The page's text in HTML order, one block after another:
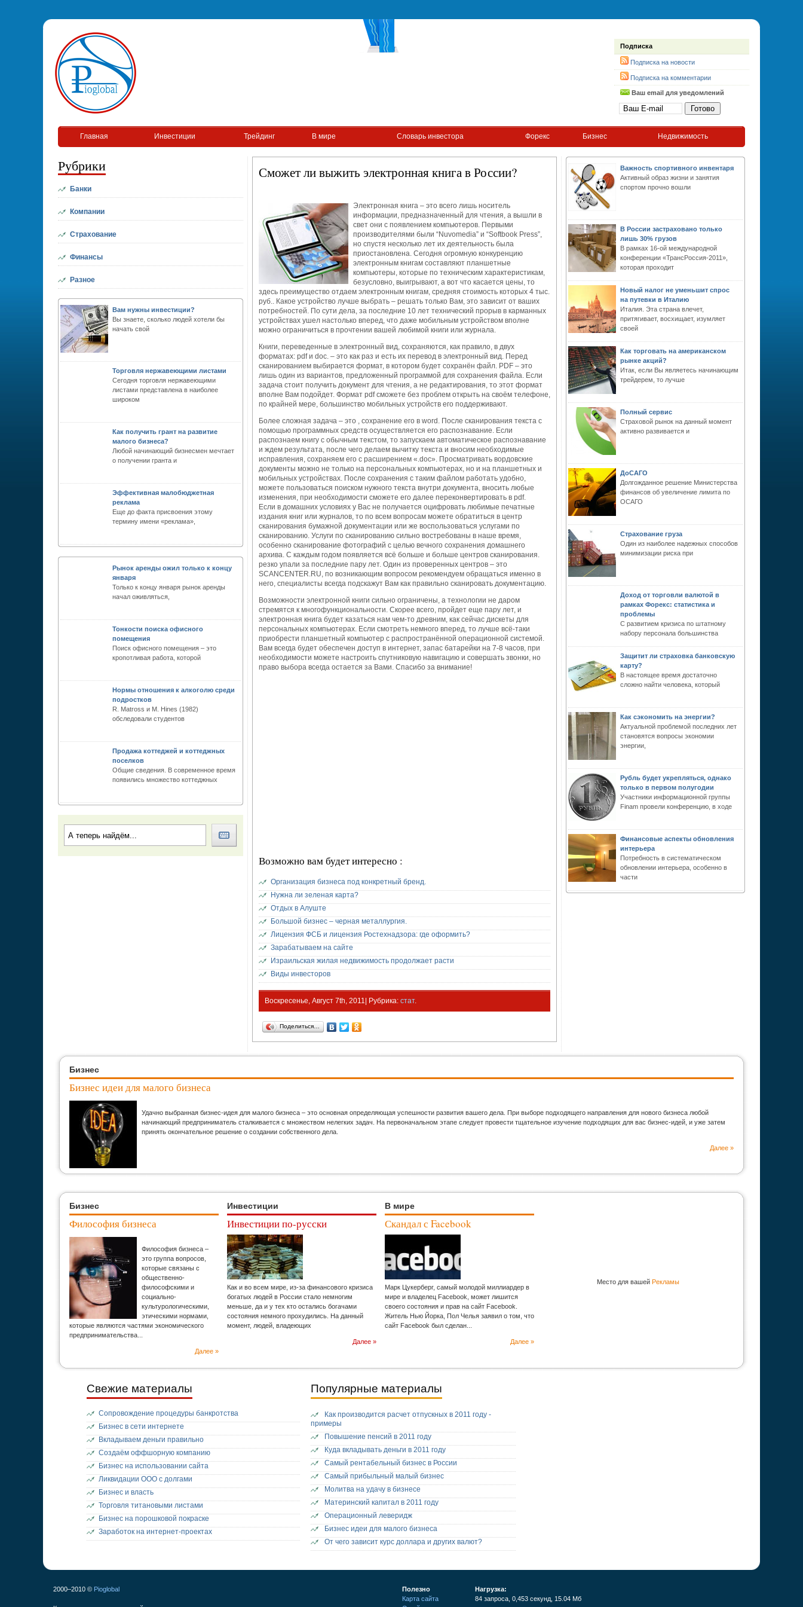
Подписка
Подписка на новости
Подписка на комментарии
Ваш email для уведомлений
Главная Инвестиции Трейдинг В мире Словарь инвестора Форекс Бизнес Недвижимость
Рубрики
Банки
Компании
Страхование
Финансы
Разное
Вам нужны инвестиции?
Вы знаете, сколько людей хотели бы
начать свой
Торговля нержавеющими листами
Сегодня торговля нержавеющими
листами представлена в наиболее
широком
Как получить грант на развитие
малого бизнеса?
Любой начинающий бизнесмен мечтает
о получении гранта и
Эффективная малобюджетная
реклама
Еще до факта присвоения этому
термину имени «реклама»,
Рынок аренды ожил только к концу
января
Только к концу января рынок аренды
начал оживляться,
Тонкости поиска офисного
помещения
Поиск офисного помещения – это
кропотливая работа, которой
Нормы отношения к алкоголю среди
подростков
R. Matross и М. Hines (1982)
обследовали студен­тов
Продажа коттеджей и коттеджных
поселков
Общие сведения. В современное время
появились множество коттеджных
Сможет ли выжить электронная книга в России?
Электронная книга – это всего лишь носитель
информации, предназначенный для чтения, а вышли в
свет они с появлением компьютеров. Первыми
производителями были “Nuvomedia” и “Softbook Press”,
но спустя несколько лет их деятельность была
приостановлена. Сегодня огромную конкуренцию
электронным книгам составляют планшетные
компьютеры, которые по техническим характеристикам,
безусловно, выигрывают, а вот что касается цены, то
здесь преимущество отдаем электронным книгам, средняя стоимость которых 4 тыс.
руб.. Какое устройство лучше выбрать – решать только Вам, это зависит от ваших
потребностей. По сути дела, за последние 10 лет технический прорыв в карманных
устройствах ушел настолько вперед, что даже мобильным устройством вполне
можно ограничиться в прочтении вашей любимой книги или журнала.
Книги, переведенные в электронный вид, сохраняются, как правило, в двух
форматах: pdf и doc. – это как раз и есть их перевод в электронный вид. Перед
сканированием выбирается формат, в котором будет сохранён файл. PDF – это
лишь один из вариантов, предложенный программой для сохранения файла. Если
задача стоит получить документ для чтения, а не редактирования, то этот формат
вполне Вам подойдет. Формат pdf сможете без проблем открыть на своём телефоне,
по крайней мере, большинство мобильных устройств его поддерживают.
Более сложная задача – это , сохранение его в word. После сканирования текста с
помощью программных средств осуществляется его распознавание. Если
распознаем книгу с обычным текстом, то запускаем автоматическое распознавание
и ждем результата, после чего делаем вычитку текста и вносим необходимые
исправления, сохраняем его с расширением «.doc». Просматривать вордовские
документы можно не только на персональных компьютерах, но и на планшетных и
мобильных устройствах. После сохранения с таким файлом работать удобно,
можете пользоваться поиском нужного текста внутри документа, вносить любые
изменения, при необходимости сможете его далее переконвертировать в pdf.
Если в домашних условиях у Вас не получается оцифровать любимые печатные
издания книг или журналов, то по всем вопросам можете обратиться в центр
сканирования бумажной документации или же воспользоваться услугами по
сканированию. Услуги по сканированию сильно востребованы в наше время,
особенно сканирование фотографий с целью вечного сохранения домашнего
архива. С каждым годом появляется всё больше и больше центров сканирования.
резко упали за последние пару лет. Один из проверенных центров – это
SCANCENTER.RU, по возникающим вопросом рекомендуем обращаться именно в
него, специалисты всегда подскажут Вам как правильно сканировать документацию.
Возможности электронной книги сильно ограничены, а технологии не даром
стремятся к многофункциональности. Скорее всего, пройдет еще пару лет, и
электронная книга будет казаться нам чем-то древним, как сейчас дискеты для
персональных компьютерах. Если смотреть немного вперед, то лучше всё-таки
приобрести планшетный компьютер с распространённой операционной системой.
Вам всегда будет обеспечен доступ в интернет, запас батарейки на 7-8 часов, при
необходимости можете настроить спутниковую навигацию и совершать звонки, но
право выбора всегда остается за Вами. Спасибо за внимание!
Возможно вам будет интересно :
Организация бизнеса под конкретный бренд.
Нужна ли зеленая карта?
Отдых в Алуште
Большой бизнес – черная металлургия.
Лицензия ФСБ и лицензия Ростехнадзора: где оформить?
Зарабатываем на сайте
Израильская жилая недвижимость продолжает расти
Виды инвесторов
Воскресенье, Август 7th, 2011| Рубрика: стат.
Поделиться…
Важность спортивного инвентаря
Активный образ жизни и занятия
спортом прочно вошли
В России застраховано только
лишь 30% грузов
В рамках 16-ой международной
конференции «ТрансРоссия-2011»,
которая проходит
Новый налог не уменьшит спрос
на путевки в Италию
Италия. Эта страна влечет,
притягивает, восхищает, изумляет
своей
Как торговать на американском
рынке акций?
Итак, если Вы являетесь начинающим
трейдерем, то лучше
Полный сервис
Страховой рынок на данный момент
активно развивается и
ДоСАГО
Долгожданное решение Министерства
финансов об увеличение лимита по
ОСАГО
Страхование груза
Один из наиболее надежных способов
минимизации риска при
Доход от торговли валютой в
рамках Форекс: статистика и
проблемы
С развитием кризиса по штатному
набору персонала большинства
Защитит ли страховка банковскую
карту?
В настоящее время достаточно
сложно найти человека, который
Как сэкономить на энергии?
Актуальной проблемой последних лет
становятся вопросы экономии
энергии,
Рубль будет укрепляться, однако
только в первом полугодии
Участники информационной группы
Finam провели конференцию, в ходе
Финансовые аспекты обновления
интерьера
Потребность в систематическом
обновлении интерьера, особенно в
части
Бизнес
Бизнес идеи для малого бизнеса
Удачно выбранная бизнес-идея для малого бизнеса – это основная определяющая успешности развития вашего дела. При выборе подходящего направления для нового бизнеса любой
начинающий предприниматель сталкивается с множеством нелегких задач. На первоначальном этапе следует провести тщательное изучение подходящих для вас бизнес-идей, и уже затем
принять окончательное решение о создании собственного дела.
Далее »
Бизнес
Философия бизнеса
Философия бизнеса –
это группа вопросов,
которые связаны с
общественно-
философскими и
социально-
культурологическими,
этическими нормами,
которые являются частями экономического
предпринимательства...
Далее »
Инвестиции
Инвестиции по-русски
Как и во всем мире, из-за финансового кризиса
богатых людей в России стало немногим
меньше, да и у тех кто остались богачами
состояния немного прохудились. На данный
момент, людей, владеющих
Далее »
В мире
Скандал с Facebook
Марк Цукерберг, самый молодой миллиардер в
мире и владелец Facebook, может лишится
своего состояния и прав на сайт Facebook.
Житель Нью Йорка, Пол Челья заявил о том, что
сайт Facebook был сделан...
Далее »
Место для вашей Рекламы
Свежие материалы
Сопровождение процедуры банкротства
Бизнес в сети интернете
Вкладываем деньги правильно
Создаём оффшорную компанию
Бизнес на использовании сайта
Ликвидации ООО с долгами
Бизнес и власть
Торговля титановыми листами
Бизнес на порошковой покраске
Заработок на интернет-проектах
Популярные материалы
Как производится расчет отпускных в 2011 году -
примеры
Повышение пенсий в 2011 году
Куда вкладывать деньги в 2011 году
Самый рентабельный бизнес в России
Самый прибыльный малый бизнес
Молитва на удачу в бизнесе
Материнский капитал в 2011 году
Операционный леверидж
Бизнес идеи для малого бизнеса
От чего зависит курс доллара и других валют?
2000–2010 © Pioglobal
Полезно
Карта сайта
Нагрузка:
84 запроса, 0,453 секунд, 15.04 Мб